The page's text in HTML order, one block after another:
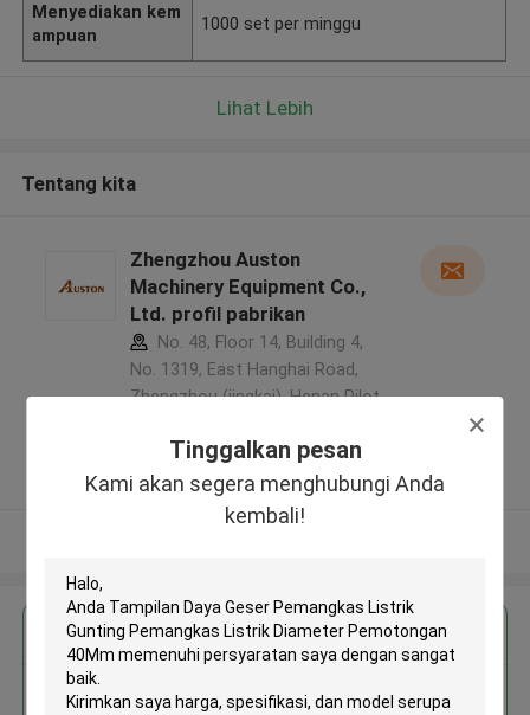
Tinggalkan pesan
Kami akan segera menghubungi Anda
kembali!
Menyediakan kem
ampuan
1000 set per minggu
Lihat Lebih
Tentang kita
Zhengzhou Auston
Machinery Equipment Co.,
Ltd. profil pabrikan
No. 48, Floor 14, Building 4,
No. 1319, East Hanghai Road,
Zhengzhou (jingkai), Henan Pilot
Diverifikasi pemasok
Dapatkan Harga Terbaik untuk
Tampilan Daya Geser